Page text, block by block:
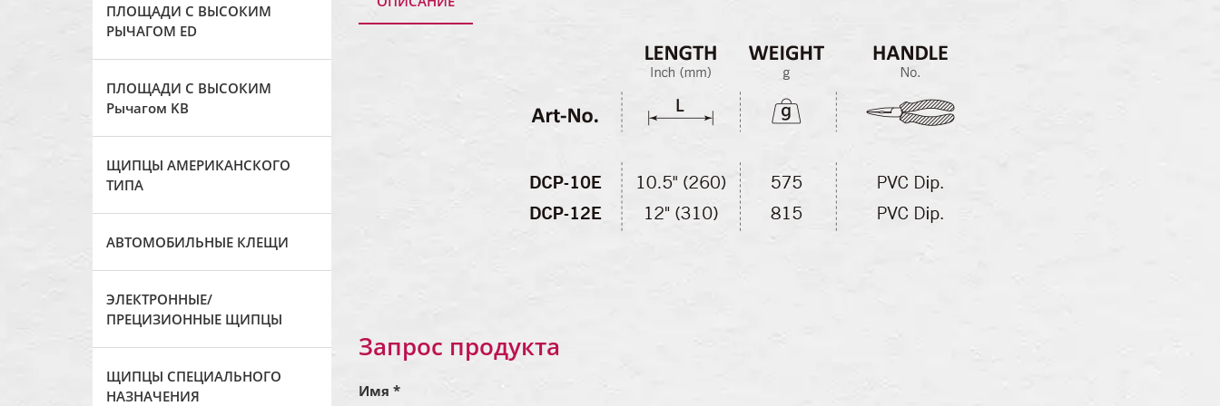
ПЛОЩАДИ С ВЫСОКИМ
РЫЧАГОМ ED
ПЛОЩАДИ С ВЫСОКИМ
Рычагом KB
ЩИПЦЫ АМЕРИКАНСКОГО
ТИПА
АВТОМОБИЛЬНЫЕ КЛЕЩИ
ЭЛЕКТРОННЫЕ/
ПРЕЦИЗИОННЫЕ ЩИПЦЫ
ЩИПЦЫ СПЕЦИАЛЬНОГО
НАЗНАЧЕНИЯ
Запрос продукта
Имя *